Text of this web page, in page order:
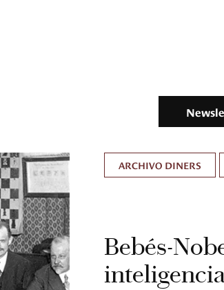
ARCHIVO DINERS
Bebés-